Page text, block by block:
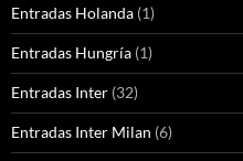
Entradas Holanda (1)
Entradas Hungría (1)
Entradas Inter (32)
Entradas Inter Milan (6)